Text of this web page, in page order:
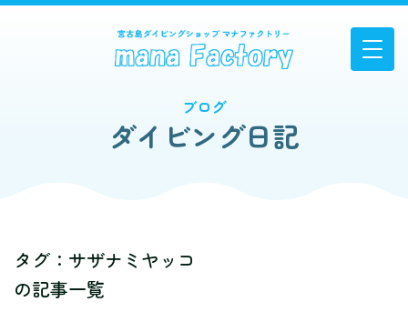
ブログ
ダイビング日記
タグ：サザナミヤッコ
の記事一覧